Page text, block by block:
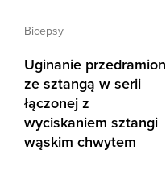
bicepsy
Uginanie przedramion
ze sztangą w serii
łączonej z
wyciskaniem sztangi
wąskim chwytem